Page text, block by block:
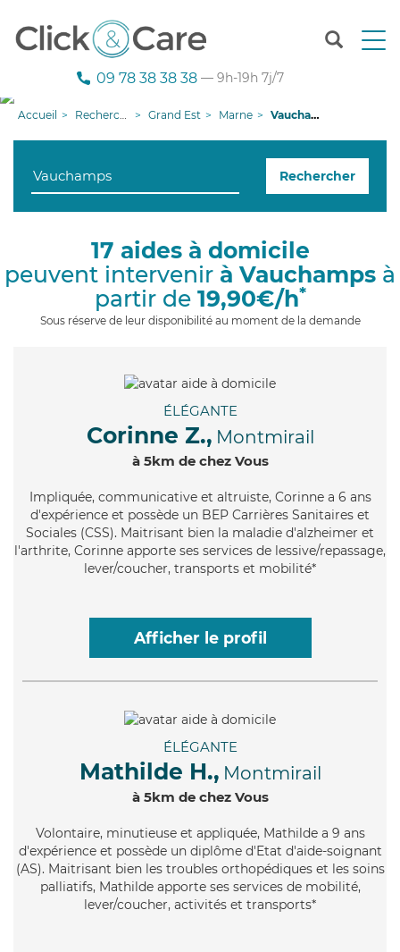
T
n
g
i
09 78 38 38 38 — 9h-19h 7j/7
Accueil Recherche aide à domicile Grand Est Marne Vauchamps
Rechercher
17 aides à domicile
peuvent intervenir à Vauchamps à
partir de 19,90€/h*
Sous réserve de leur disponibilité au moment de la demande
ÉLÉGANTE
Corinne Z., Montmirail
à 5km de chez Vous
Impliquée, communicative et altruiste, Corinne a 6 ans
d'expérience et possède un BEP Carrières Sanitaires et
Sociales (CSS). Maitrisant bien la maladie d'alzheimer et
l'arthrite, Corinne apporte ses services de lessive/repassage,
lever/coucher, transports et mobilité*
Afficher le profil
ÉLÉGANTE
Mathilde H., Montmirail
à 5km de chez Vous
Volontaire, minutieuse et appliquée, Mathilde a 9 ans
d'expérience et possède un diplôme d'Etat d'aide-soignant
(AS). Maitrisant bien les troubles orthopédiques et les soins
palliatifs, Mathilde apporte ses services de mobilité,
lever/coucher, activités et transports*